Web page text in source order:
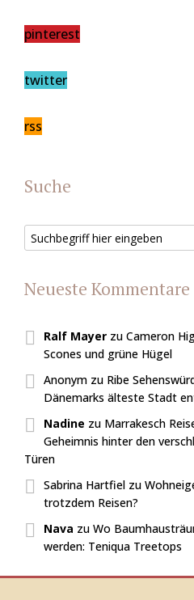
pinterest
twitter
rss
Suche
Neueste Kommentare
Ralf Mayer zu Cameron
Scones und grüne Hügel
Anonym zu Ribe
Dänemarks älteste Stadt
Nadine zu Marrakesch
Geheimnis hinter den
Türen
Sabrina Hartfiel zu
trotzdem Reisen?
Nava zu Wo
werden: Teniqua Treetops